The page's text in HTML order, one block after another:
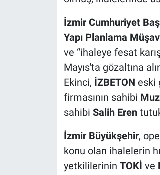
İzmir Cumhuriyet
Yapı Planlama
ve “ihaleye fesat
Mayıs'ta gözaltına
Ekinci, İZBETON eski
firmasının sahibi
sahibi Salih Eren
İzmir Büyükşehir,
konu olan ihalelerin
yetkililerinin TOKİ ve